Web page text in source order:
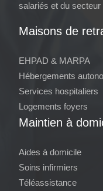
salariés et du secteur
Maisons de
EHPAD & MARPA
Hébergements
Services hospitaliers
Logements foyers
Maintien à
Aides à domicile
Soins infirmiers
Téléassistance